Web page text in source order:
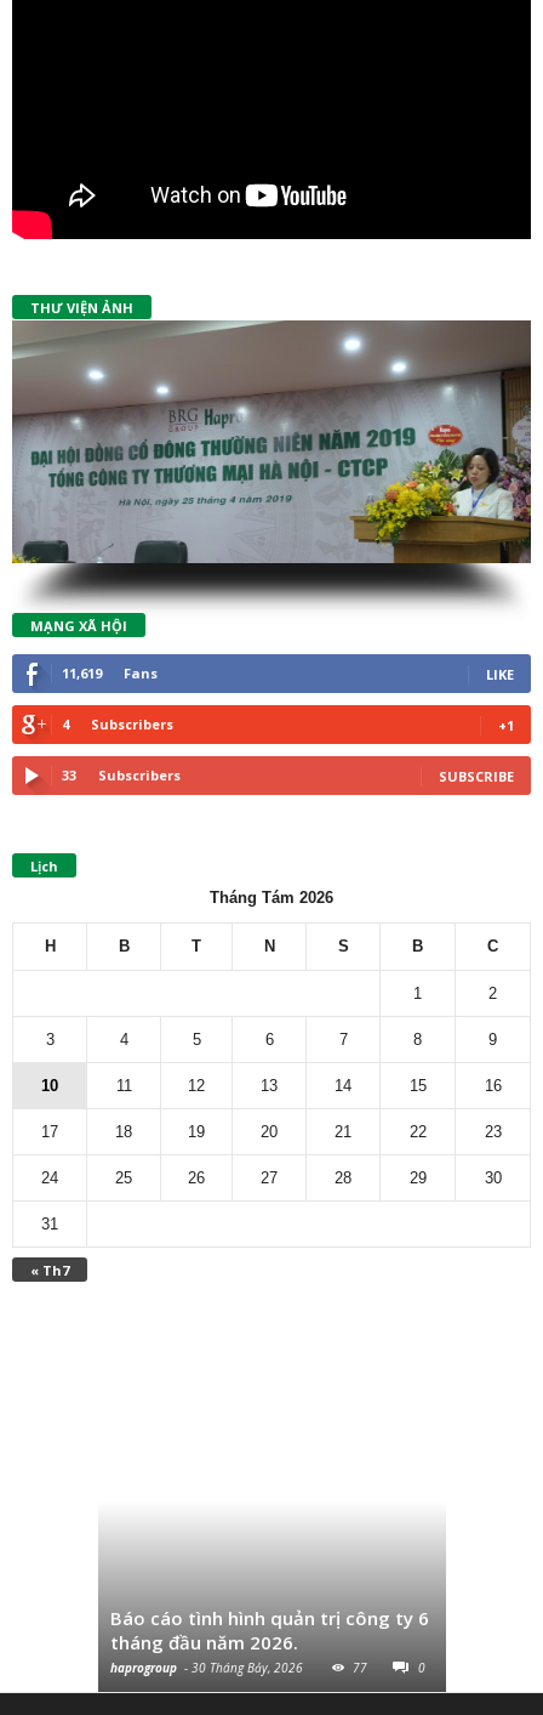
THƯ VIỆN ẢNH
MẠNG XÃ HỘI
11,619 Fans LIKE
4 Subscribers +1
33 Subscribers SUBSCRIBE
Lịch
Tháng Tám 2026
H B T N S B C
« Th7
1 2
3 4 5 6 7 8 9
10 11 12 13 14 15 16
17 18 19 20 21 22 23
24 25 26 27 28 29 30
31
Báo cáo tình hình quản trị công ty 6
tháng đầu năm 2026.
haprogroup - 30 Tháng Bảy, 2026 77 0